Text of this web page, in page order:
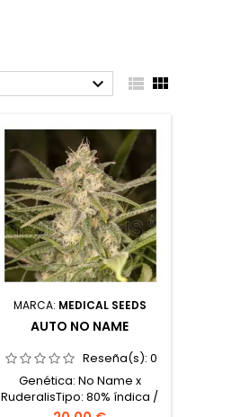
  
MARCA: MEDICAL SEEDS
AUTO NO NAME
Reseña(s): 0
Genética: No Name x
RuderalisTipo: 80% índica /
20% ruderalisContenido de